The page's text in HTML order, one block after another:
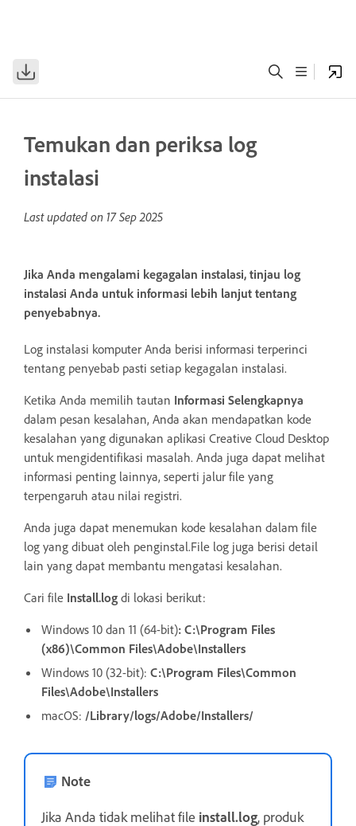
Temukan dan periksa log
instalasi
Last updated on 17 Sep 2025
Jika Anda mengalami kegagalan instalasi, tinjau log
instalasi Anda untuk informasi lebih lanjut tentang
penyebabnya.
Log instalasi komputer Anda berisi informasi terperinci
tentang penyebab pasti setiap kegagalan instalasi.
Ketika Anda memilih tautan Informasi Selengkapnya
dalam pesan kesalahan, Anda akan mendapatkan kode
kesalahan yang digunakan aplikasi Creative Cloud Desktop
untuk mengidentifikasi masalah. Anda juga dapat melihat
informasi penting lainnya, seperti jalur file yang
terpengaruh atau nilai registri.
Anda juga dapat menemukan kode kesalahan dalam file
log yang dibuat oleh penginstal.File log juga berisi detail
lain yang dapat membantu mengatasi kesalahan.
Cari file Install.log di lokasi berikut:
Windows 10 dan 11 (64-bit): C:\Program Files
(x86)\Common Files\Adobe\Installers
Windows 10 (32-bit): C:\Program Files\Common
Files\Adobe\Installers
macOS: /Library/logs/Adobe/Installers/
Note
Jika Anda tidak melihat file install.log, produk